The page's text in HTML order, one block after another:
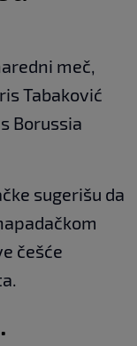
meč,
Tabaković
Borussia
sugerišu da
češće